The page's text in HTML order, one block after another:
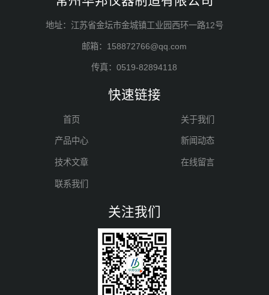
地址：江苏省金坛市金城镇工业园西环一路12号
邮箱：158872766@qq.com
传真：0519-82894118
快速链接
首页 关于我们
产品中心 新闻动态
技术文章 在线留言
联系我们
关注我们